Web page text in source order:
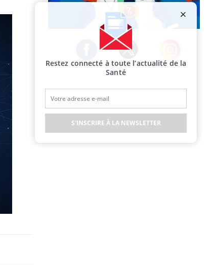
Facebook Twitter Instagram
Restez connecté à toute l’actualité de la
Santé
S'INSCRIRE À LA NEWSLETTER